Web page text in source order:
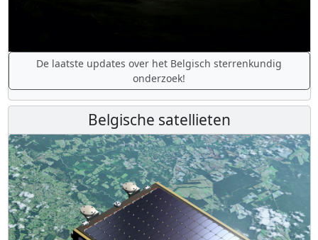
De laatste updates over het Belgisch sterrenkundig
onderzoek!
Belgische satellieten